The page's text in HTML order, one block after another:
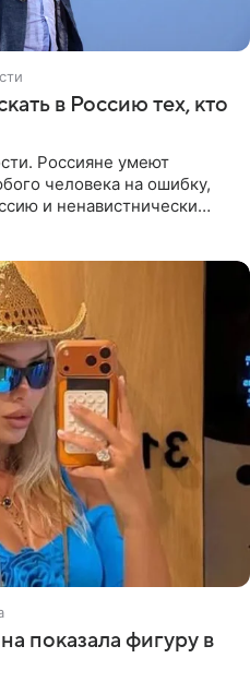
в Россию тех, кто
Россияне умеют
человека на ошибку,
и ненавистнически
показала фигуру в